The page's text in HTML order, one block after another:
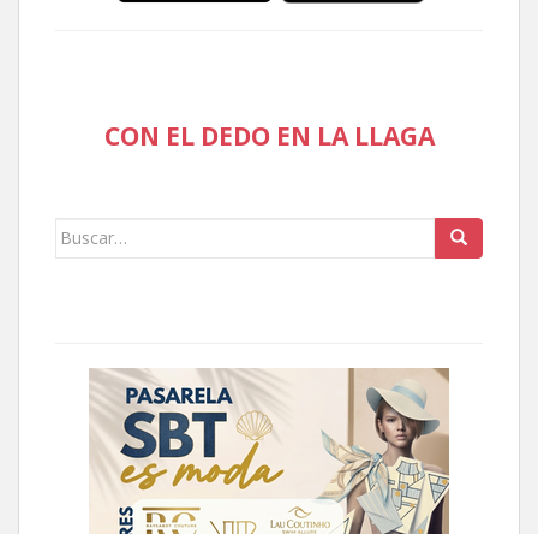
CON EL DEDO EN LA LLAGA
Buscar: